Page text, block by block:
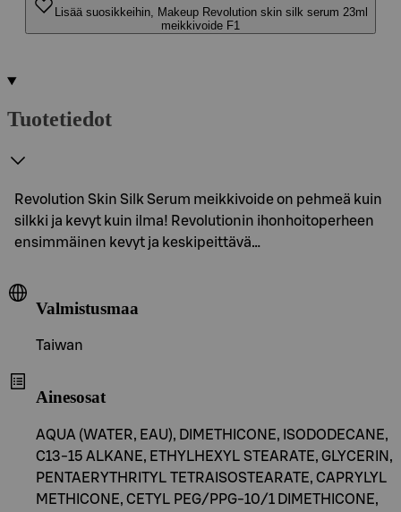
Lisää suosikkeihin, Makeup Revolution skin silk serum 23ml
meikkivoide F1
Tuotetiedot
Revolution Skin Silk Serum meikkivoide on pehmeä kuin
silkki ja kevyt kuin ilma! Revolutionin ihonhoitoperheen
ensimmäinen kevyt ja keskipeittävä…
Valmistusmaa
Taiwan
Ainesosat
AQUA (WATER, EAU), DIMETHICONE, ISODODECANE,
C13-15 ALKANE, ETHYLHEXYL STEARATE, GLYCERIN,
PENTAERYTHRITYL TETRAISOSTEARATE, CAPRYLYL
METHICONE, CETYL PEG/PPG-10/1 DIMETHICONE,